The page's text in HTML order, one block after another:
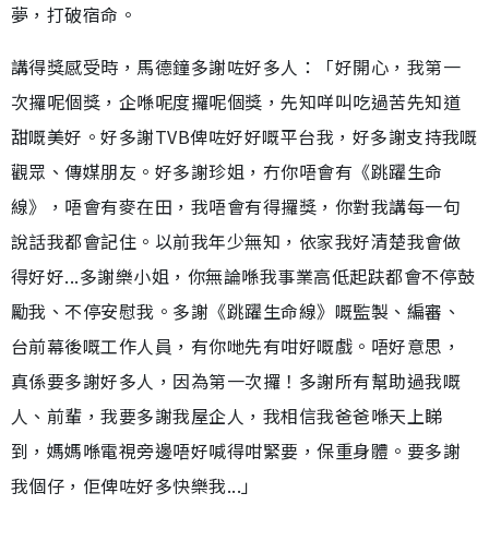
夢，打破宿命。
講得獎感受時，馬德鐘多謝咗好多人：「好開心，我第一
次攞呢個獎，企喺呢度攞呢個獎，先知咩叫吃過苦先知道
甜嘅美好。好多謝TVB俾咗好好嘅平台我，好多謝支持我嘅
觀眾、傳媒朋友。好多謝珍姐，冇你唔會有《跳躍生命
線》，唔會有麥在田，我唔會有得攞獎，你對我講每一句
說話我都會記住。以前我年少無知，依家我好清楚我會做
得好好...多謝樂小姐，你無論喺我事業高低起趺都會不停鼓
勵我、不停安慰我。多謝《跳躍生命線》嘅監製、編審、
台前幕後嘅工作人員，有你哋先有咁好嘅戲。唔好意思，
真係要多謝好多人，因為第一次攞！多謝所有幫助過我嘅
人、前輩，我要多謝我屋企人，我相信我爸爸喺天上睇
到，媽媽喺電視旁邊唔好喊得咁緊要，保重身體。要多謝
我個仔，佢俾咗好多快樂我...」